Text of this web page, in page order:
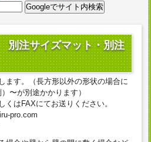
別注サイズマット・別注
ます。（長方形以外の形状の場合に
〜が別途かかります）
くはFAXにてお送りください。
pro.com